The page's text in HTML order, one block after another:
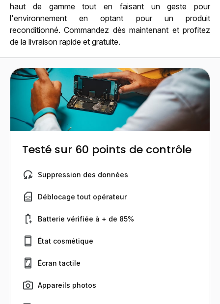
haut de gamme tout en faisant un geste pour
l'environnement en optant pour un produit
reconditionné. Commandez dès maintenant et profitez
de la livraison rapide et gratuite.
Testé sur 60 points de contrôle
Suppression des données
Déblocage tout opérateur
Batterie vérifiée à + de 85%
État cosmétique
Écran tactile
Appareils photos